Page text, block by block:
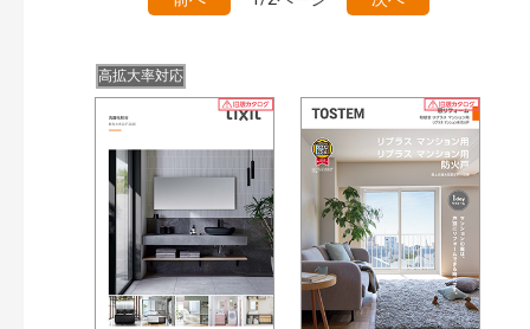
キーワード検索（あいまい）
施工イメージ・アイデア集（32）
リフォームおすすめ（27）
カテゴリー
窓・シャッター（9）
玄関ドア・引戸（5）
インテリア建材（2）
キッチン（4）
浴室（6）
洗面化粧室（1）
高拡大率対応